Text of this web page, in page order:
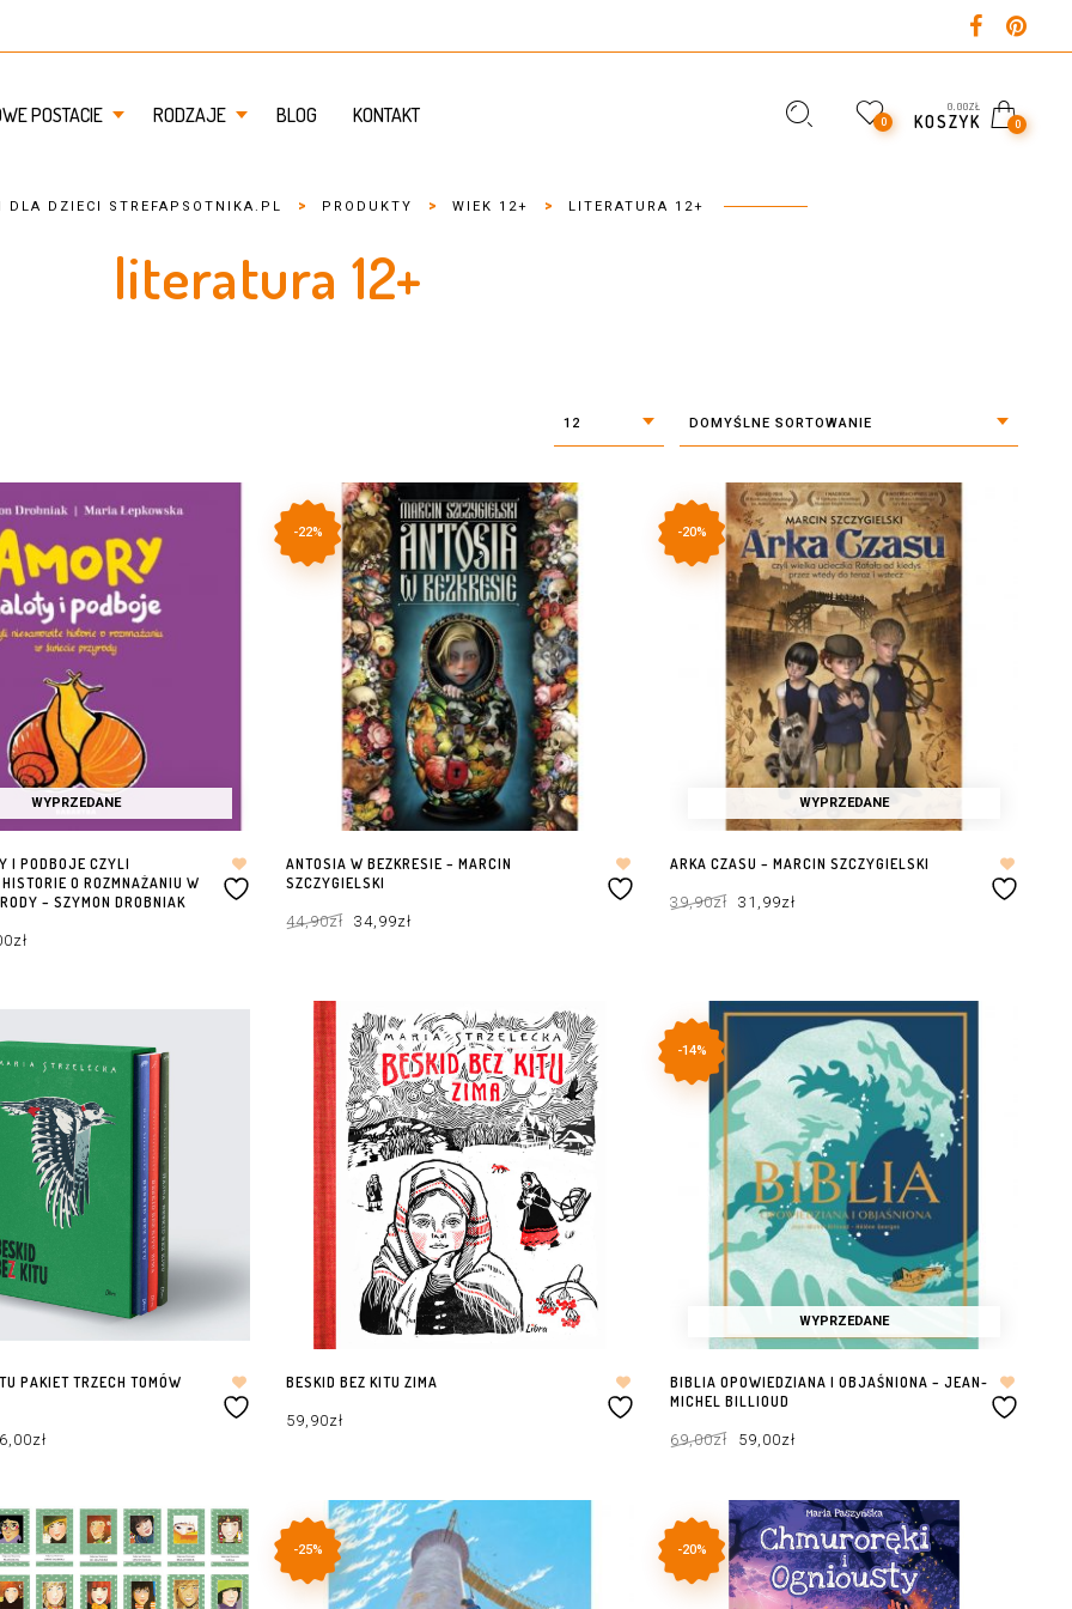
POSTACIE RODZAJE BLOG KONTAKT 0
0,00ZŁ
KOSZYK 0
DLA DZIECI STREFAPSOTNIKA.PL > PRODUKTY > WIEK 12+ > LITERATURA 12+
literatura 12+
12 DOMYŚLNE SORTOWANIE
WYPRZEDANE
I PODBOJE CZYLI
O ROZMNAŻANIU W
– SZYMON DROBNIAK
złcena
-22%
ANTOSIA W BEZKRESIE – MARCIN
SZCZYGIELSKI
44,90zł cena
wynosiła:
34,99złcena
WYPRZEDANE
-20%
ARKA CZASU – MARCIN SZCZYGIELSKI
39,90zł cena
wynosiła:
31,99złcena
PAKIET TRZECH TOMÓW
złcena
BESKID BEZ KITU ZIMA
59,90zł
WYPRZEDANE
-14%
BIBLIA OPOWIEDZIANA I OBJAŚNIONA – JEAN-
MICHEL BILLIOUD
69,00zł cena
wynosiła:
59,00złcena
-25% -20%